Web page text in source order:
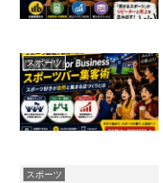
スポーツ
スポーツ